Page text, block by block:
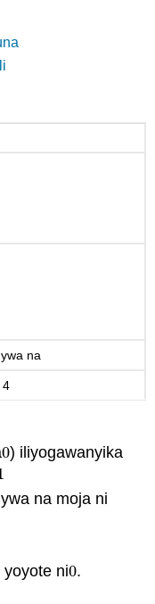
na
4
0
0) iliyogawanyika
na moja ni
ni0
0.